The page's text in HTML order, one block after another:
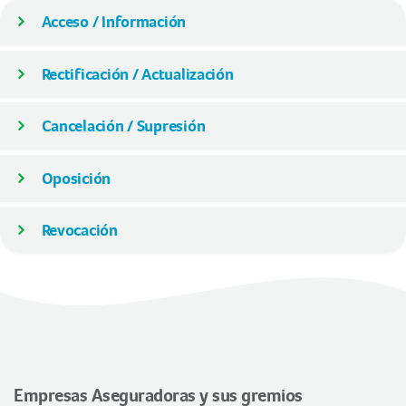
Acceso / Información
Rectificación / Actualización
Cancelación / Supresión
Oposición
Revocación
Empresas Aseguradoras y sus gremios